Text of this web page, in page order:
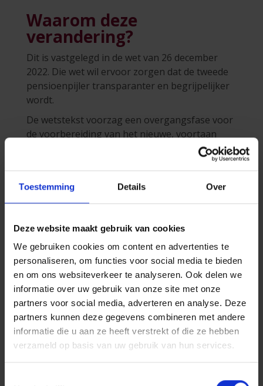
Toestemming Details Over
Deze website maakt gebruik van cookies
We gebruiken cookies om content en advertenties te
personaliseren, om functies voor social media te bieden
en om ons websiteverkeer te analyseren. Ook delen we
informatie over uw gebruik van onze site met onze
partners voor social media, adverteren en analyse. Deze
partners kunnen deze gegevens combineren met andere
informatie die u aan ze heeft verstrekt of die ze hebben
verzameld op basis van uw gebruik van hun services.
Waarom deze
verandering?
Dit is vastgelegd in de wet van 26 december
2022. Die wet wil ervoor zorgen dat de tweede
pensioenpijler transparanter en begrijpelijker
wordt.
De wetstekst voorzag een overgangsfase voor
de voorbereiding van het nieuwe, voortaan
gestandaardiseerde pensioenoverzicht dat
Wanneer en waar kunt u
uw pensioenoverzicht
vinden?
De eerste pensioenoverzichten zijn eind 2026
beschikbaar via mypension.be. Vanaf eind dit
jaar vindt u daar de stand van uw aanvullend
pensioen, zoals die was op 1 januari 2026.
Zoekt u meer informatie
over uw waarborgen?
Ga naar de digitale klantenzoneMyP&Vom de
details van uw contracten te bekijken.